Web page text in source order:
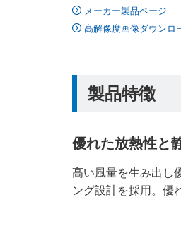
メーカー製品ページ
高解像度画像ダウンロ
製品特徴
優れた放熱性と
高い風量を生み出し
ング設計を採用。優